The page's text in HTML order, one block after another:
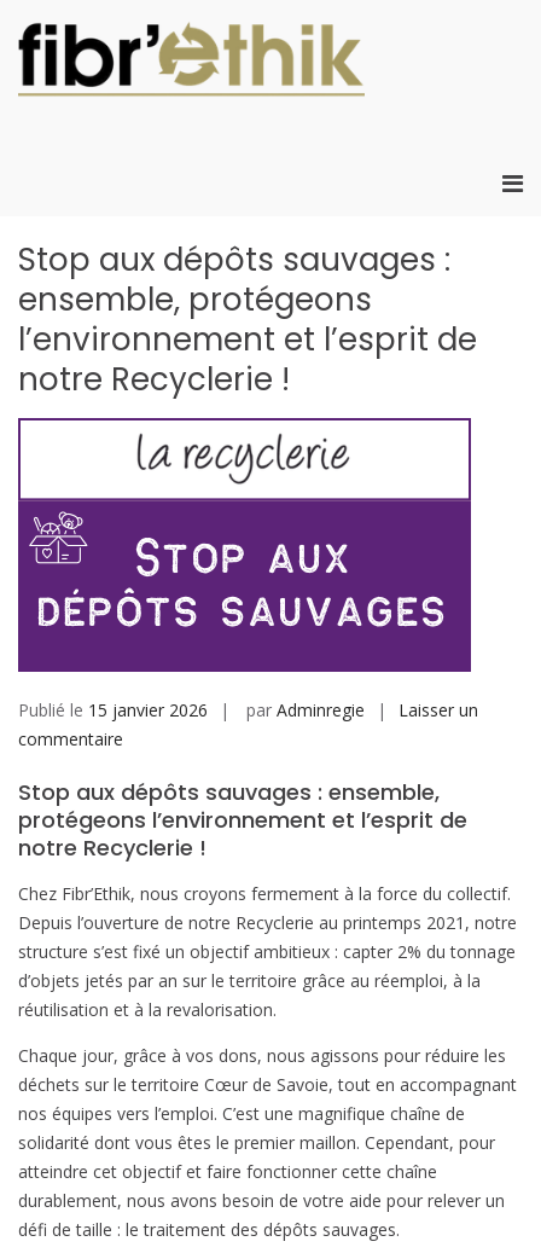
contenu
l'emploi local
Stop aux dépôts sauvages :
ensemble, protégeons
l’environnement et l’esprit de
notre Recyclerie !
Publié le 15 janvier 2026 par Adminregie
Laisser un
commentaire
aux
dépôts
sauvages
:
ensemble,
protégeons
l’environnement
et
de
notre
Recyclerie
!
Stop aux dépôts sauvages : ensemble,
protégeons l’environnement et l’esprit de
notre Recyclerie !
Chez Fibr’Ethik, nous croyons fermement à la force du collectif.
Depuis l’ouverture de notre Recyclerie au printemps 2021, notre
structure s’est fixé un objectif ambitieux : capter 2% du tonnage
d’objets jetés par an sur le territoire grâce au réemploi, à la
réutilisation et à la revalorisation.
Chaque jour, grâce à vos dons, nous agissons pour réduire les
déchets sur le territoire Cœur de Savoie, tout en accompagnant
nos équipes vers l’emploi. C’est une magnifique chaîne de
solidarité dont vous êtes le premier maillon. Cependant, pour
atteindre cet objectif et faire fonctionner cette chaîne
durablement, nous avons besoin de votre aide pour relever un
défi de taille : le traitement des dépôts sauvages.